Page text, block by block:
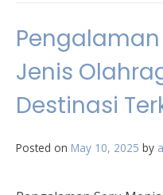
Jenis
Destinasi
Posted on May 10, 2025 by